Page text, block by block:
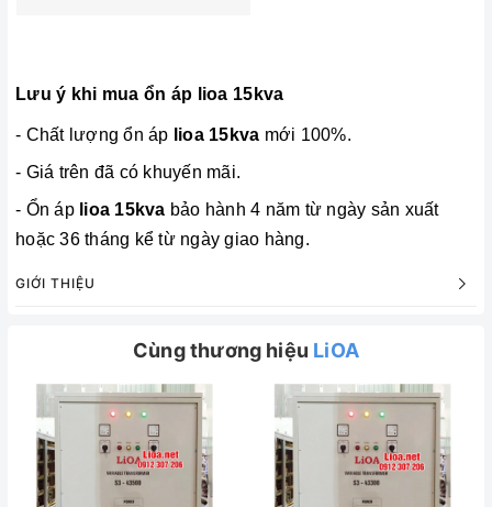
Lưu ý khi mua ổn áp lioa 15kva
- Chất lượng ổn áp lioa 15kva mới 100%.
- Giá trên đã có khuyến mãi.
- Ổn áplioa 15kva bảo hành 4 năm từ ngày sản xuất
hoặc 36 tháng kể từ ngày giao hàng.
GIỚI THIỆU
Cùng thương hiệu LiOA